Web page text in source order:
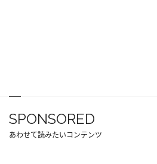
SPONSORED
あわせて読みたいコンテンツ